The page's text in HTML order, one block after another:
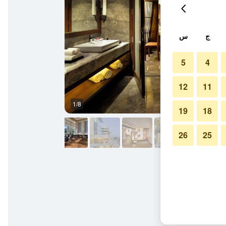
1/8
ج س
4
5
11
12
18
19
25
26